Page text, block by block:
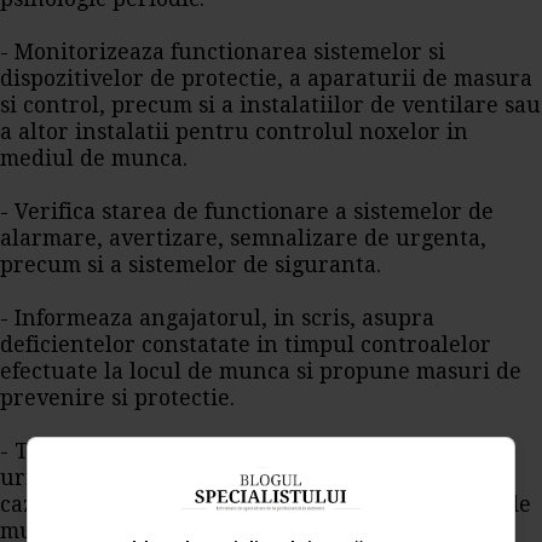
- Monitorizeaza functionarea sistemelor si
dispozitivelor de protectie, a aparaturii de masura
si control, precum si a instalatiilor de ventilare sau
a altor instalatii pentru controlul noxelor in
mediul de munca.
- Verifica starea de functionare a sistemelor de
alarmare, avertizare, semnalizare de urgenta,
precum si a sistemelor de siguranta.
- Informeaza angajatorul, in scris, asupra
deficientelor constatate in timpul controalelor
efectuate la locul de munca si propune masuri de
prevenire si protectie.
- Tine evidenta echipamentelor de munca si
urmareste ca verificarile periodice si, daca este
cazul, incercarile periodice ale echipamentelor de
munca sa fie efectuate de persoane competente.